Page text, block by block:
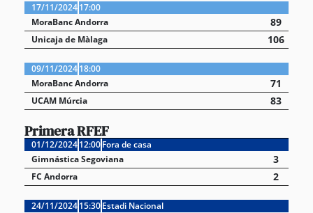
17/11/202417:00
MoraBanc Andorra
89
Unicaja de Màlaga 106
09/11/202418:00
MoraBanc Andorra
71
UCAM Múrcia 83
Primera RFEF
01/12/202412:00Fora de casa
Gimnástica Segoviana
3
FC Andorra 2
24/11/202415:30Estadi Nacional